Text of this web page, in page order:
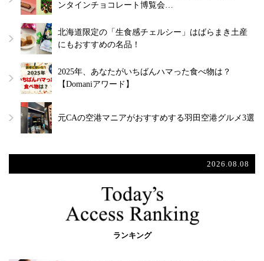
ンタインチョコレート博覧会…
北海道限定の「生食感チェルシー」はばらまき土産
にもおすすめの名品！
2025年、あなたがいちばんハマった食べ物は？
【Domaniアワード】
元CAの空港マニアがおすすめする羽田空港グルメ3選
2026.08.08
ランキング